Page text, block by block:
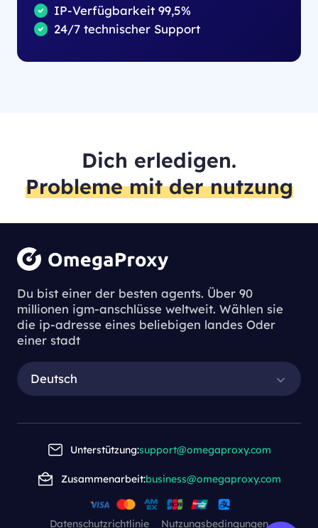
IP-Verfügbarkeit 99,5%
24/7 technischer Support
Dich erledigen.
Probleme mit der nutzung
Du bist einer der besten agents. Über 90
millionen igm-anschlüsse weltweit. Wählen sie
die ip-adresse eines beliebigen landes Oder
einer stadt
Deutsch
Unterstützung:support@omegaproxy.com
Zusammenarbeit:business@omegaproxy.com
Datenschutzrichtlinie Nutzungsbedingungen